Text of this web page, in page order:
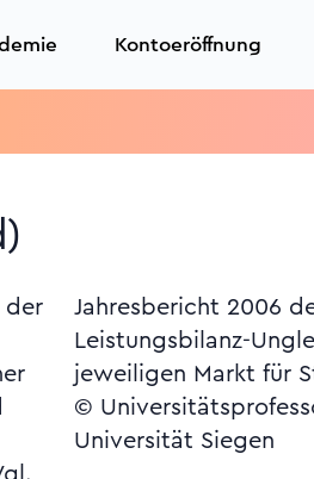
Kontoeröffnung
der
jeweiligen Markt für
©
Universität Siegen